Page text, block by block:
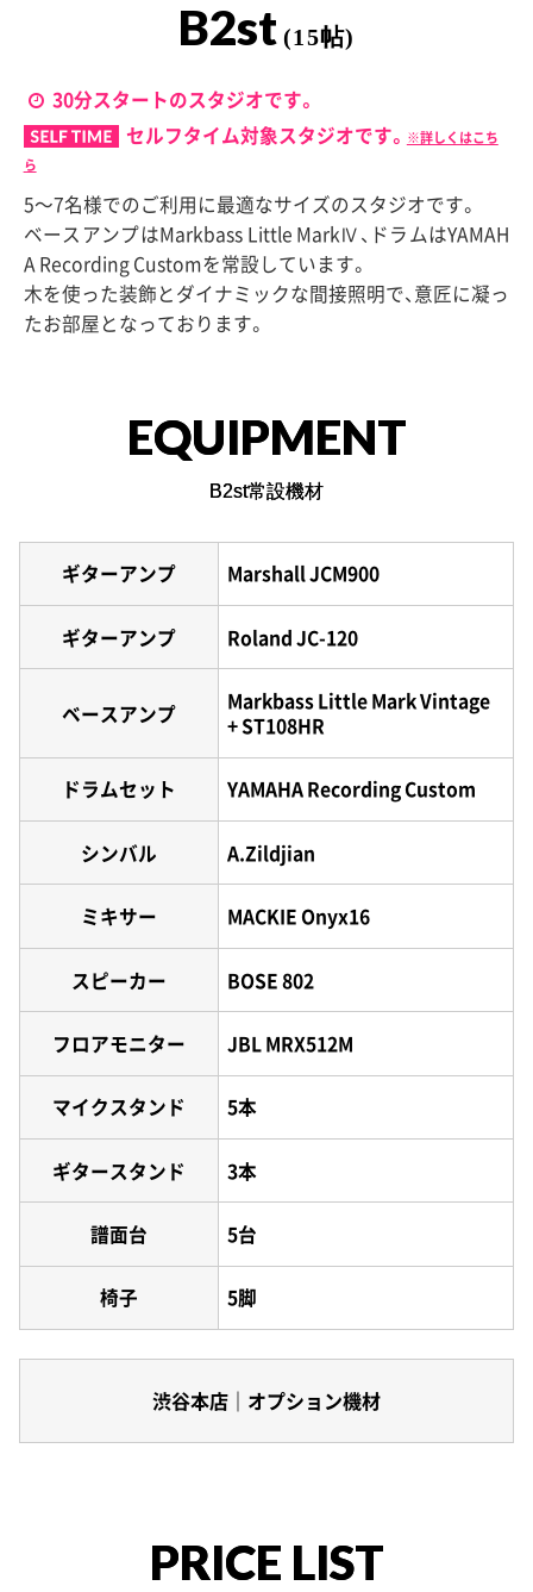
B2st (15帖)
30分スタートのスタジオです。
セルフタイム対象スタジオです。 ※詳しくはこち
ら
5〜7名様でのご利用に最適なサイズのスタジオです。
ベースアンプはMarkbass Little MarkⅣ、ドラムはYAMAH
A Recording Customを常設しています。
木を使った装飾とダイナミックな間接照明で、意匠に凝っ
たお部屋となっております。
EQUIPMENT
B2st常設機材
ギターアンプ Marshall JCM900
ギターアンプ Roland JC-120
ベースアンプ
Markbass Little Mark Vintage
+ ST108HR
ドラムセット YAMAHA Recording Custom
シンバル A.Zildjian
ミキサー MACKIE Onyx16
スピーカー BOSE 802
フロアモニター JBL MRX512M
マイクスタンド 5本
ギタースタンド 3本
譜面台 5台
椅子 5脚
渋谷本店｜オプション機材
PRICE LIST